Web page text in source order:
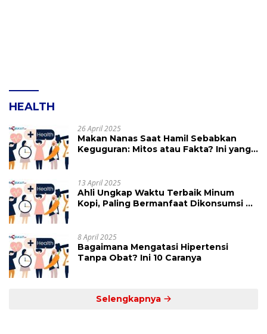
HEALTH
26 April 2025
Makan Nanas Saat Hamil Sebabkan
Keguguran: Mitos atau Fakta? Ini yang
13 April 2025
Ahli Ungkap Waktu Terbaik Minum
Kopi, Paling Bermanfaat Dikonsumsi di
8 April 2025
Bagaimana Mengatasi Hipertensi
Tanpa Obat? Ini 10 Caranya
Selengkapnya